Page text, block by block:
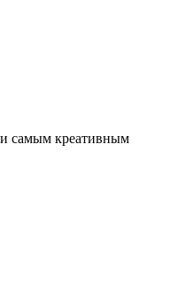
самым креативным